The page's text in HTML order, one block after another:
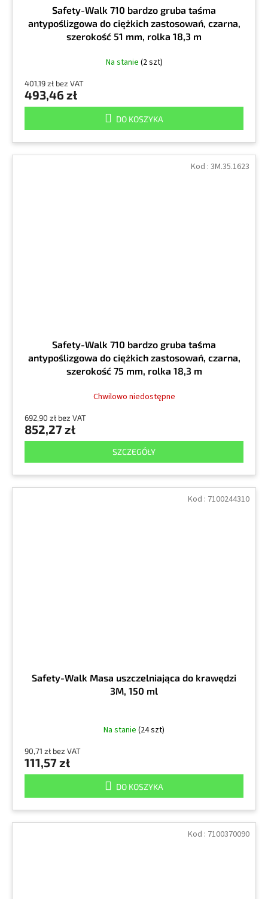
Safety-Walk 710 bardzo gruba taśma
antypoślizgowa do ciężkich zastosowań, czarna,
szerokość 51 mm, rolka 18,3 m
Na stanie (2 szt)
401,19 zł bez VAT
493,46 zł
DO KOSZYKA
Safety-Walk 710 bardzo gruba taśma
antypoślizgowa do ciężkich zastosowań, czarna,
szerokość 75 mm, rolka 18,3 m
Chwilowo niedostępne
692,90 zł bez VAT
852,27 zł
SZCZEGÓŁY
Kod : 3M.35.1623
Safety-Walk Masa uszczelniająca do krawędzi
3M, 150 ml
Na stanie (24 szt)
90,71 zł bez VAT
111,57 zł
DO KOSZYKA
Kod : 7100244310
Kod : 7100370090